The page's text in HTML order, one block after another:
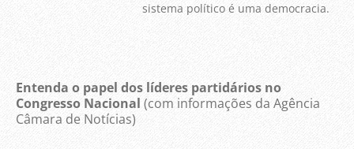
sistema político é uma democracia.
Entenda o papel dos líderes partidários no
Congresso Nacional (com informações da Agência
Câmara de Notícias)